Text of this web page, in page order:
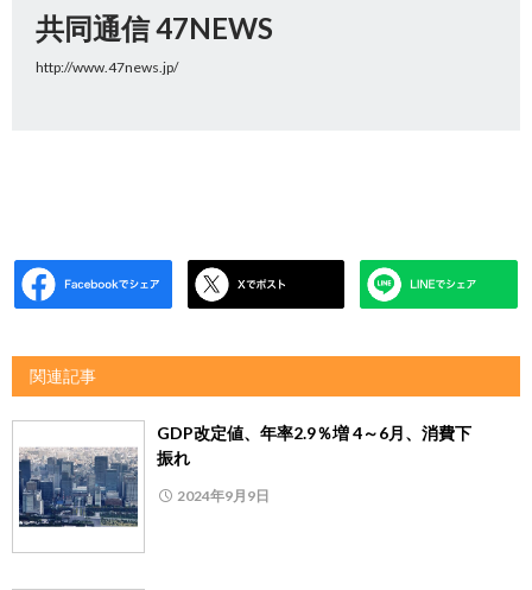
共同通信 47NEWS
http://www.47news.jp/
関連記事
GDP改定値、年率2.9％増 4～6月、消費下
振れ
2024年9月9日